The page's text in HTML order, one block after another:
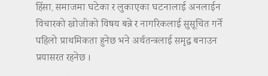
हिंसा, समाजमा घटेका र लुकाएका घटनालाई अनलाईन
विचारको खोजीको विषय बन्ने र नागरिकलाई सुसूचित गर्ने
पहिलो प्राथमिकता हुनेछ भने अर्थतन्त्रलाई समृद्ध बनाउन
प्रयासरत रहनेछ ।